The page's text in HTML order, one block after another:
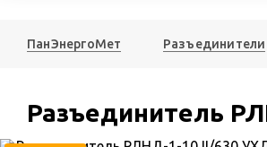
ПанЭнергоМет Разъединители
Разъединитель